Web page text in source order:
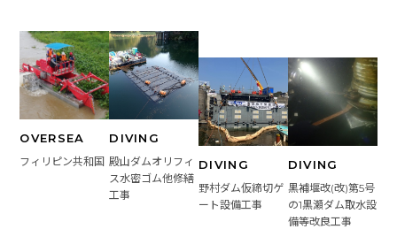
OVERSEA
フィリピン共和国
DIVING
殿山ダムオリフィ
ス水密ゴム他修繕
工事
DIVING
野村ダム仮締切ゲ
ート設備工事
DIVING
黒補堰改(改)第5号
の1黒瀬ダム取水設
備等改良工事